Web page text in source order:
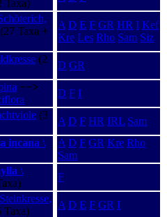
Taxa)
Taxa +
A D E F GR HR I Kef
Kre Les Rho Sam Siz
(2
D GR
−−>
D F I
(3
A D F HR IRL Sam
incana \
A D F GR Kre Rho
Sam
\
F
Taxa)
A D E F GR I